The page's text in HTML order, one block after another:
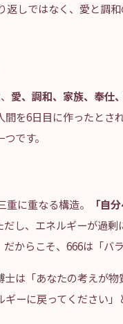
返しではなく、愛と調
愛、調和、家族、奉仕
間を6日目に作ったと
です。
に重なる構造。
「自
だし、エネルギーが過
からこそ、666は「バ
士は「あなたの考えが
ーに戻ってください」